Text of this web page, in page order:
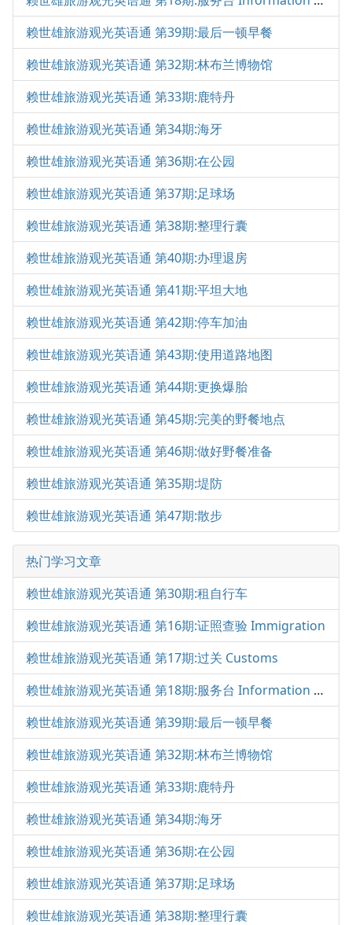
赖世雄旅游观光英语通 第39期:最后一顿早餐
赖世雄旅游观光英语通 第32期:林布兰博物馆
赖世雄旅游观光英语通 第33期:鹿特丹
赖世雄旅游观光英语通 第34期:海牙
赖世雄旅游观光英语通 第36期:在公园
赖世雄旅游观光英语通 第37期:足球场
赖世雄旅游观光英语通 第38期:整理行囊
赖世雄旅游观光英语通 第40期:办理退房
赖世雄旅游观光英语通 第41期:平坦大地
赖世雄旅游观光英语通 第42期:停车加油
赖世雄旅游观光英语通 第43期:使用道路地图
赖世雄旅游观光英语通 第44期:更换爆胎
赖世雄旅游观光英语通 第45期:完美的野餐地点
赖世雄旅游观光英语通 第46期:做好野餐准备
赖世雄旅游观光英语通 第35期:堤防
赖世雄旅游观光英语通 第47期:散步
热门学习文章
赖世雄旅游观光英语通 第30期:租自行车
赖世雄旅游观光英语通 第16期:证照查验 Immigration
赖世雄旅游观光英语通 第17期:过关 Customs
赖世雄旅游观光英语通 第18期:服务台 Information Desk
赖世雄旅游观光英语通 第39期:最后一顿早餐
赖世雄旅游观光英语通 第32期:林布兰博物馆
赖世雄旅游观光英语通 第33期:鹿特丹
赖世雄旅游观光英语通 第34期:海牙
赖世雄旅游观光英语通 第36期:在公园
赖世雄旅游观光英语通 第37期:足球场
赖世雄旅游观光英语通 第38期:整理行囊